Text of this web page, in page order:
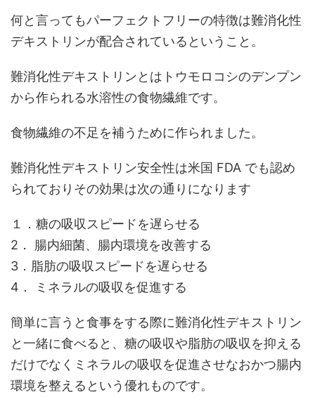
何と言ってもパーフェクトフリーの特徴は難消化性
デキストリンが配合されているということ。
難消化性デキストリンとはトウモロコシのデンプン
から作られる水溶性の食物繊維です。
食物繊維の不足を補うために作られました。
難消化性デキストリン安全性は米国 FDA でも認め
られておりその効果は次の通りになります
１．糖の吸収スピードを遅らせる
2． 腸内細菌、腸内環境を改善する
3．脂肪の吸収スピードを遅らせる
4． ミネラルの吸収を促進する
簡単に言うと食事をする際に難消化性デキストリン
と一緒に食べると、糖の吸収や脂肪の吸収を抑える
だけでなくミネラルの吸収を促進させなおかつ腸内
環境を整えるという優れものです。